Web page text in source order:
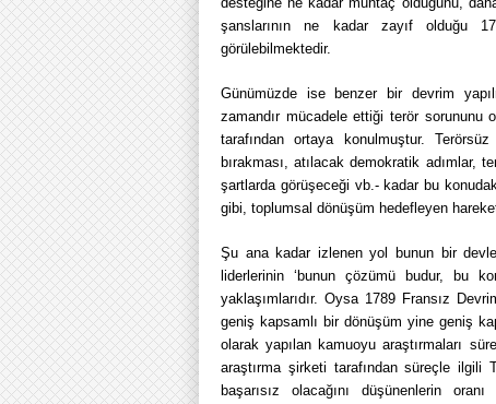
şanslarının ne kadar zayıf olduğu
görülebilmektedir.
Günümüzde ise benzer bir devrim
zamandır mücadele ettiği terör sorununu
tarafından ortaya konulmuştur.
bırakması, atılacak demokratik adımlar,
şartlarda görüşeceği vb.- kadar bu
gibi, toplumsal dönüşüm hedefleyen
Şu ana kadar izlenen yol bunun bir
liderlerinin ‘bunun çözümü budur, bu
yaklaşımlarıdır. Oysa 1789 Fransız
geniş kapsamlı bir dönüşüm yine geniş
olarak yapılan kamuoyu araştırmaları
araştırma şirketi tarafından süreçle ilgili
başarısız olacağını düşünenlerin